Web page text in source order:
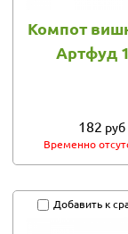
Компот
Артфуд
182 руб
Временно
Добавить к